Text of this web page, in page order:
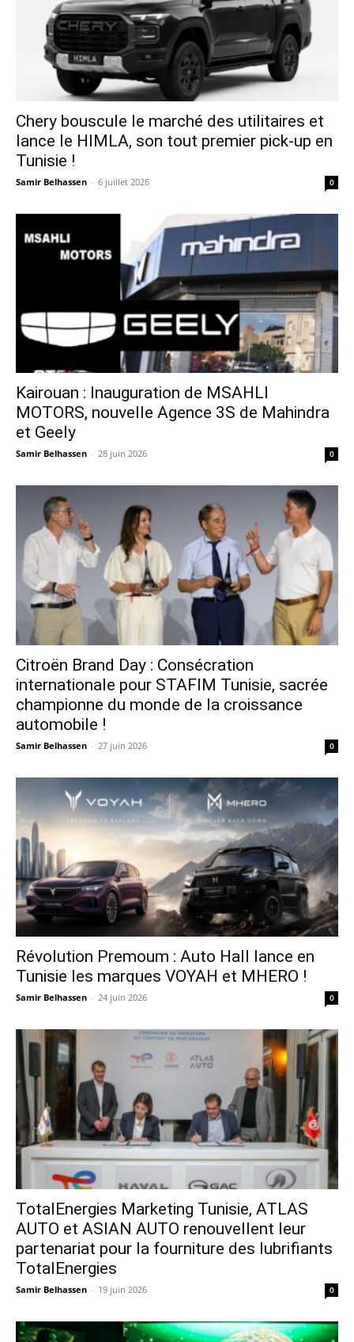
Chery bouscule le marché des utilitaires et
lance le HIMLA, son tout premier pick-up en
Tunisie !
Samir Belhassen - 6 juillet 2026 0
Kairouan : Inauguration de MSAHLI
MOTORS, nouvelle Agence 3S de Mahindra
et Geely
Samir Belhassen - 28 juin 2026 0
Citroën Brand Day : Consécration
internationale pour STAFIM Tunisie, sacrée
championne du monde de la croissance
automobile !
Samir Belhassen - 27 juin 2026 0
Révolution Premoum : Auto Hall lance en
Tunisie les marques VOYAH et MHERO !
Samir Belhassen - 24 juin 2026 0
TotalEnergies Marketing Tunisie, ATLAS
AUTO et ASIAN AUTO renouvellent leur
partenariat pour la fourniture des lubrifiants
TotalEnergies
Samir Belhassen - 19 juin 2026 0